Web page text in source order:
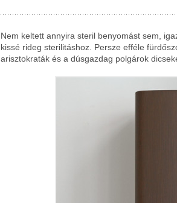
Nem keltett annyira steril benyomást sem,
kissé rideg sterilitáshoz. Persze efféle
arisztokraták és a dúsgazdag polgárok